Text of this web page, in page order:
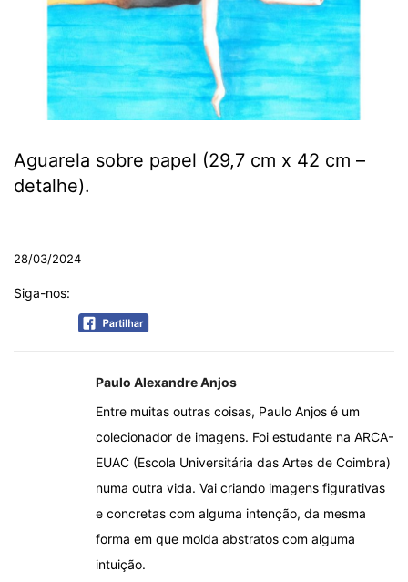
Aguarela sobre papel (29,7 cm x 42 cm –
detalhe).
28/03/2024
Siga-nos:
Paulo Alexandre Anjos
Entre muitas outras coisas, Paulo Anjos é um
colecionador de imagens. Foi estudante na ARCA-
EUAC (Escola Universitária das Artes de Coimbra)
numa outra vida. Vai criando imagens figurativas
e concretas com alguma intenção, da mesma
forma em que molda abstratos com alguma
intuição.